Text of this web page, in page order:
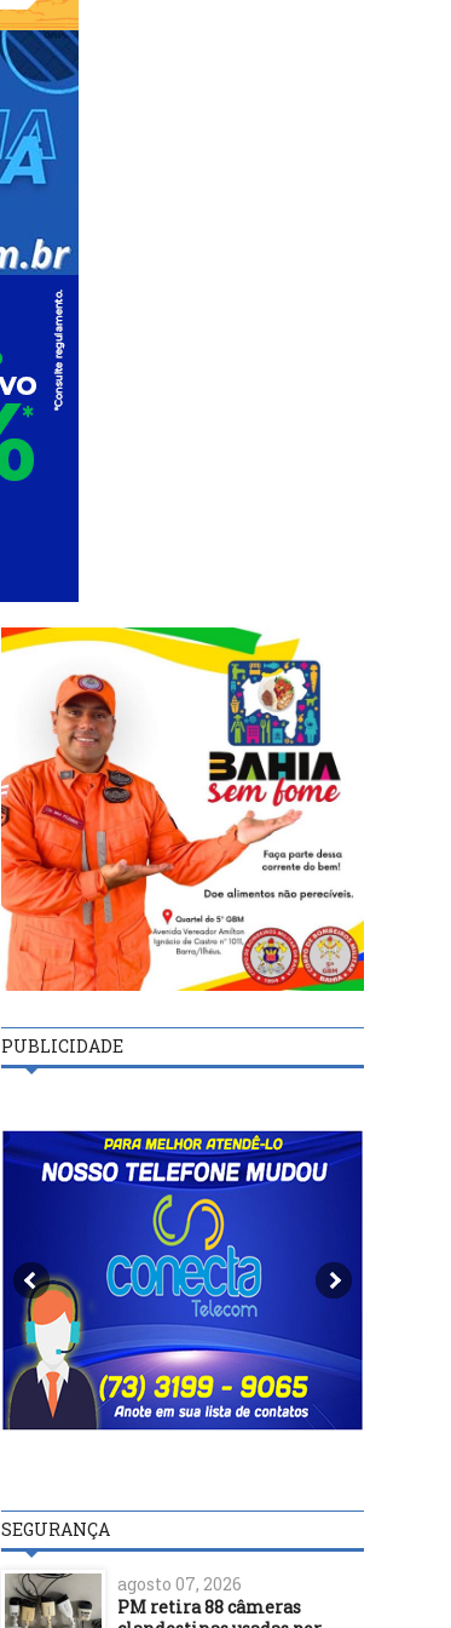
PUBLICIDADE
SEGURANÇA
agosto 07, 2026
PM retira 88 câmeras